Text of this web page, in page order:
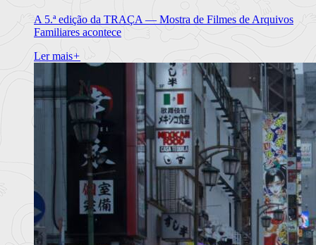
A 5.ª edição da TRAÇA — Mostra de Filmes de Arquivos
Familiares acontece
Ler mais+